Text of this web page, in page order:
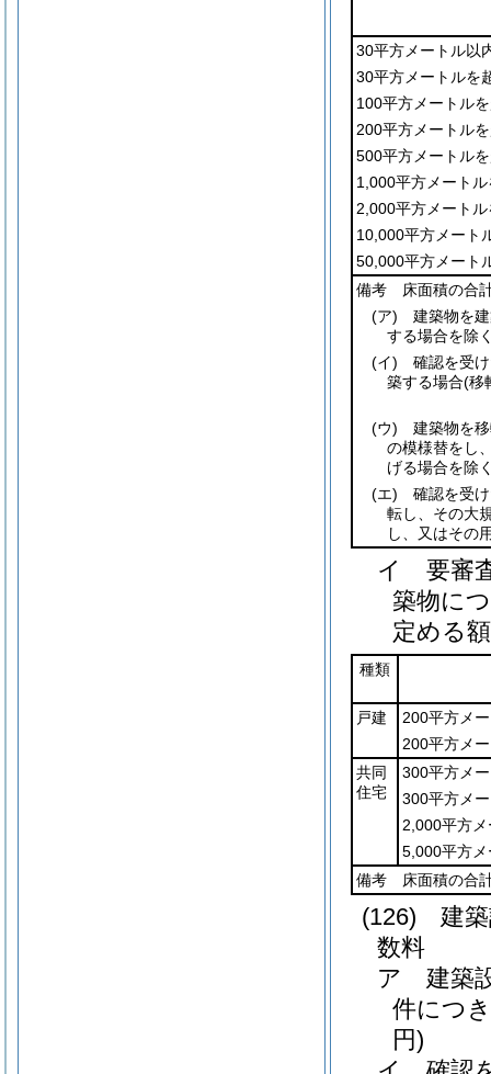
30平方メートル以
30平方メートルを
100平方メートル
200平方メートル
500平方メートル
1,000平方メート
2,000平方メート
10,000平方メート
50,000平方メート
備考 床面積の合計
(ア) 建築物を建
する場合を除
(イ) 確認を受け
築する場合(移
(ウ) 建築物を移
の模様替をし
げる場合を除
(エ) 確認を受け
転し、その大
し、又はその
イ
要審
築物に
定める額
種類
戸建
200平方メ
200平方メ
共同
住宅
300平方メ
300平方メ
2,000平方
5,000平方
備考 床面積の合
(126)
建
数料
ア
建築
件につ
円)